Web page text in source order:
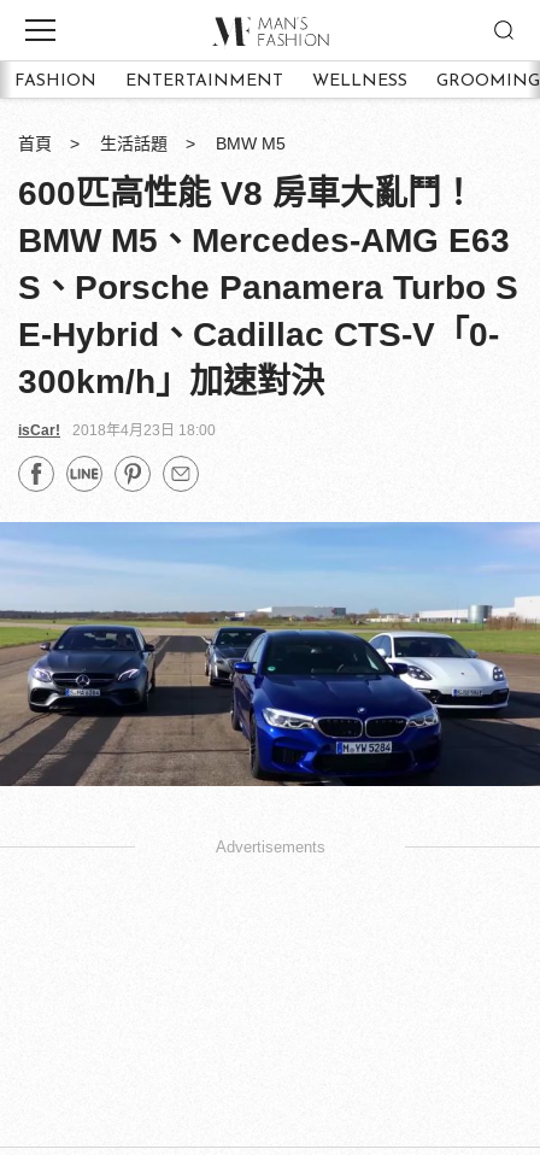
FASHION ENTERTAINMENT WELLNESS GROOMING
首頁 生活話題 BMW M5
600匹高性能 V8 房車大亂鬥！
BMW M5、Mercedes-AMG E63
S、Porsche Panamera Turbo S
E-Hybrid、Cadillac CTS-V「0-
300km/h」加速對決
isCar! 2018年4月23日 18:00
Advertisements